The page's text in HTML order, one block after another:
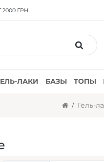
2000 ГРН
ЛАКИ БАЗЫ ТОПЫ
Гель-